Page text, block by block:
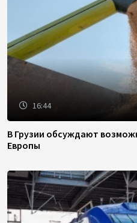
16:44
В Грузии обсуждают
Европы